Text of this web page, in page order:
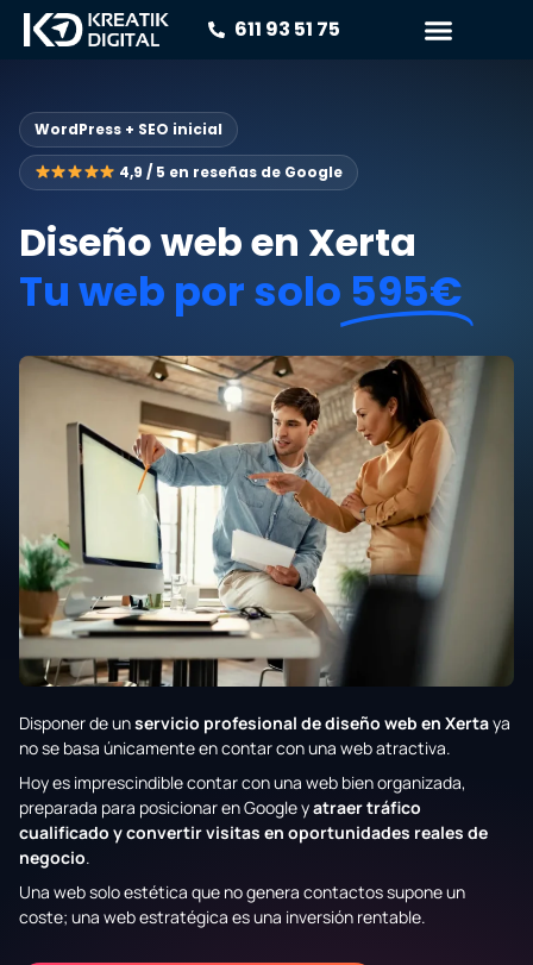
611 93 51 75
WordPress + SEO inicial
4,9 / 5 en reseñas de Google
Diseño web en Xerta
Tu web por solo 595€
Disponer de unservicio profesional de diseño web en Xertaya
no se basa únicamente en contar con una web atractiva.
Hoy es imprescindible contar con una web bien organizada,
preparada para posicionar en Google yatraer tráfico
cualificado y convertir visitas en oportunidades reales de
negocio.
Una web solo estética que no genera contactos supone un
coste; una web estratégica es una inversión rentable.